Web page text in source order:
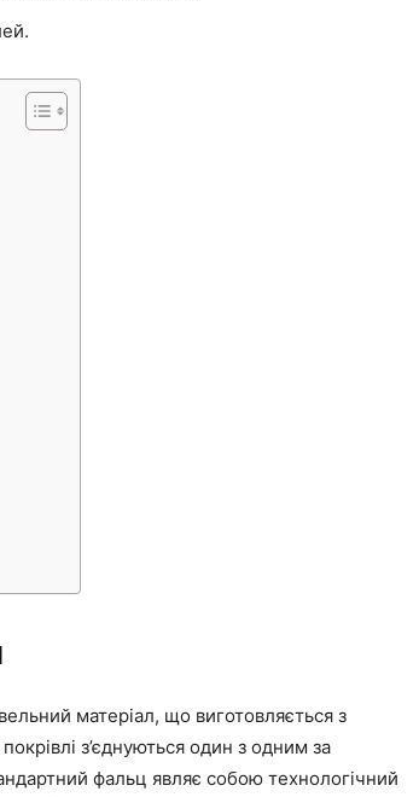
матеріал, що виготовляється з
з’єднуються один з одним за
фальц являє собою технологічний